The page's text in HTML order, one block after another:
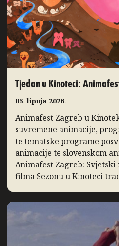
Tjedan u Kinoteci:
06. lipnja 2026.
Animafest Zagreb u
suvremene animacije,
te tematske programe
animacije te slovenskom
Animafest Zagreb:
filma Sezonu u Kinoteci
Animafest Zagreb,
ugleda koja svake godine u